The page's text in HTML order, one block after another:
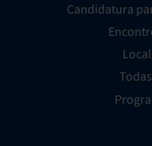
Candidatura